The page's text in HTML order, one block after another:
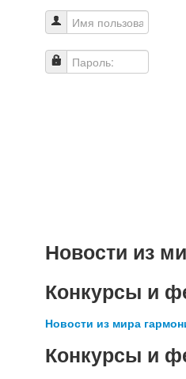
Имя пользователя
Пароль:
Новости из
Конкурсы и
Новости из мира
Конкурсы и